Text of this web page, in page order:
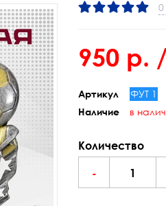
0
950 р.
Артикул ФУТ 1
Наличие в
Количество
-